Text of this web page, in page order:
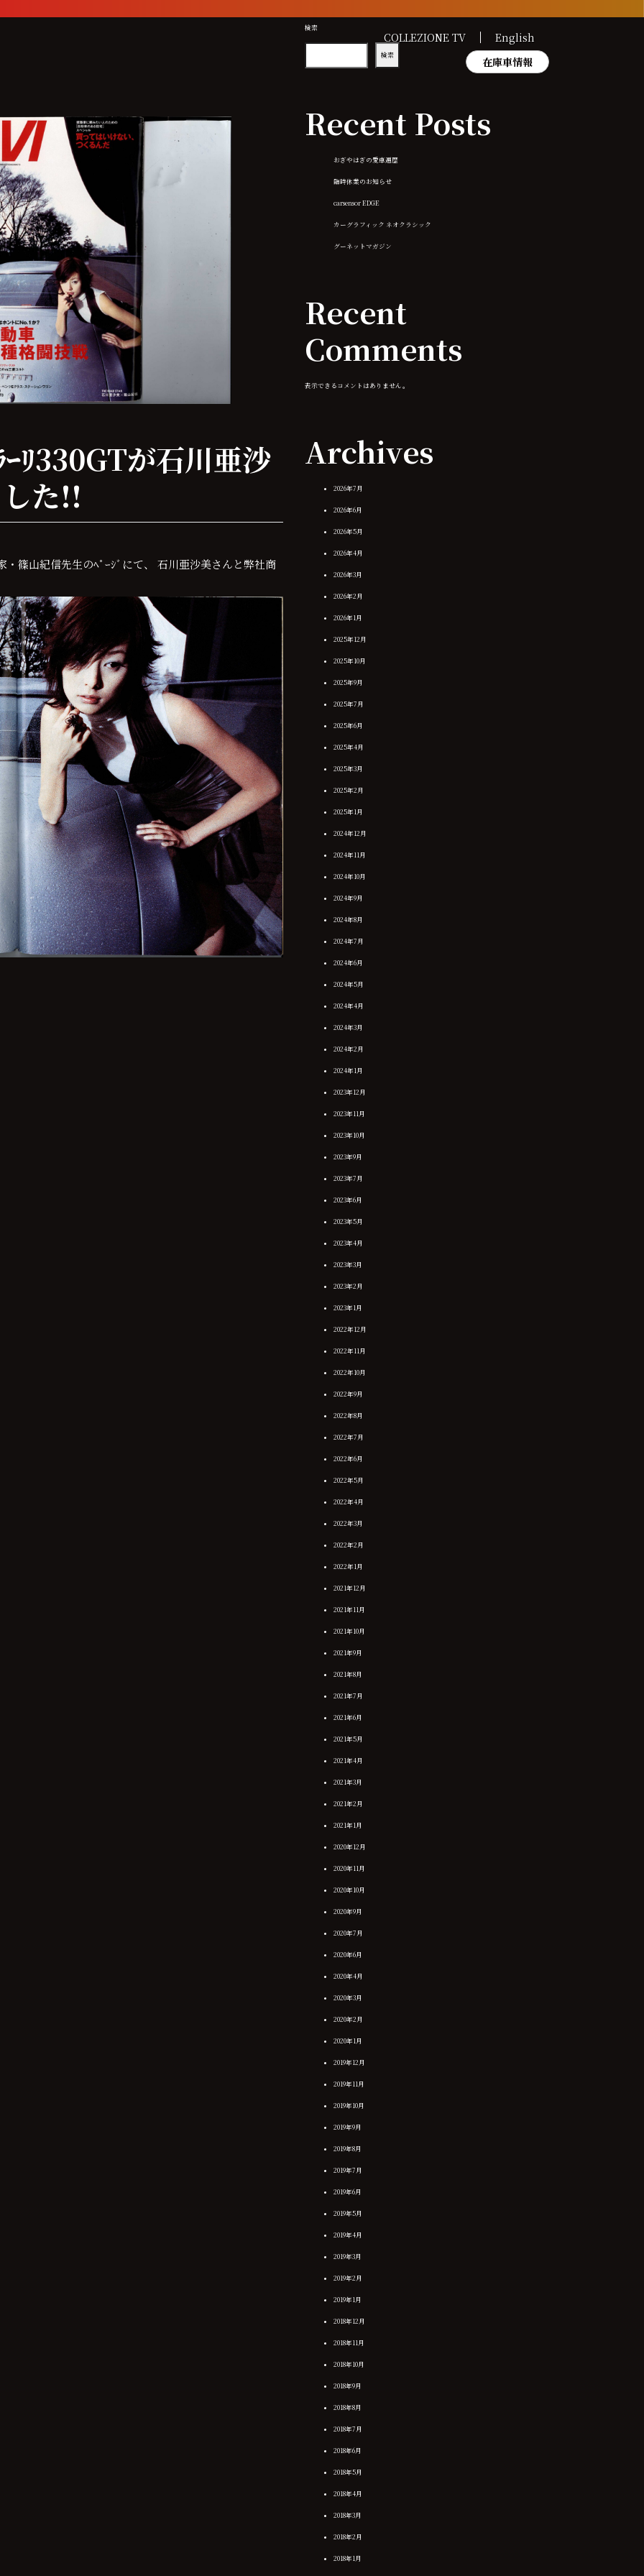
COLLEZIONE TV
English
在庫車情報
ﾘ330GTが石川亜沙
た!!
篠山紀信先生のﾍﾟｰｼﾞにて、 石川亜沙美さんと弊社商
検索
検索
Recent Posts
おぎやはぎの愛車遍歴
臨時休業のお知らせ
carsensor EDGE
カーグラフィック ネオクラシック
グーネットマガジン
Recent
Comments
表示できるコメントはありません。
Archives
2026年7月
2026年6月
2026年5月
2026年4月
2026年3月
2026年2月
2026年1月
2025年12月
2025年10月
2025年9月
2025年7月
2025年6月
2025年4月
2025年3月
2025年2月
2025年1月
2024年12月
2024年11月
2024年10月
2024年9月
2024年8月
2024年7月
2024年6月
2024年5月
2024年4月
2024年3月
2024年2月
2024年1月
2023年12月
2023年11月
2023年10月
2023年9月
2023年7月
2023年6月
2023年5月
2023年4月
2023年3月
2023年2月
2023年1月
2022年12月
2022年11月
2022年10月
2022年9月
2022年8月
2022年7月
2022年6月
2022年5月
2022年4月
2022年3月
2022年2月
2022年1月
2021年12月
2021年11月
2021年10月
2021年9月
2021年8月
2021年7月
2021年6月
2021年5月
2021年4月
2021年3月
2021年2月
2021年1月
2020年12月
2020年11月
2020年10月
2020年9月
2020年7月
2020年6月
2020年4月
2020年3月
2020年2月
2020年1月
2019年12月
2019年11月
2019年10月
2019年9月
2019年8月
2019年7月
2019年6月
2019年5月
2019年4月
2019年3月
2019年2月
2019年1月
2018年12月
2018年11月
2018年10月
2018年9月
2018年8月
2018年7月
2018年6月
2018年5月
2018年4月
2018年3月
2018年2月
2018年1月